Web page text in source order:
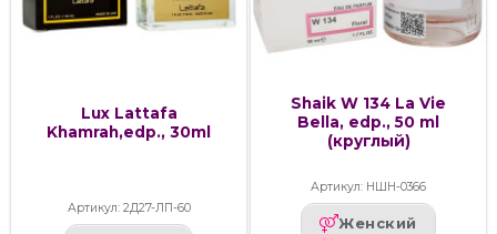
Lux Lattafa
Khamrah,edp., 30ml
Артикул: 2Д27-ЛП-60
Shaik W 134 La Vie
Bella, edp., 50 ml
(круглый)
Артикул: НШН-0366
Женский